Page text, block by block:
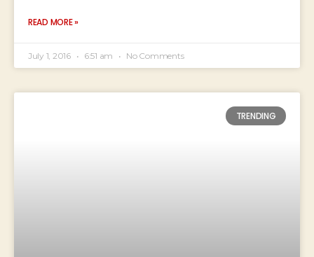
READ MORE »
July 1, 2016 6:51 am No Comments
TRENDING